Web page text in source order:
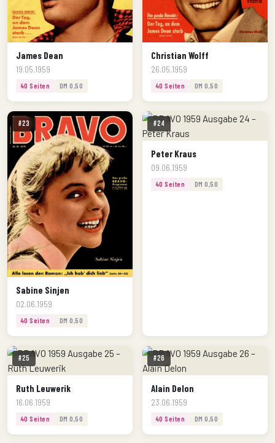
James Dean
19.05.1959
40 Seiten DM 0,50
Christian Wolff
26.05.1959
40 Seiten DM 0,50
#23
Sabine Sinjen
02.06.1959
40 Seiten DM 0,50
#24
Peter Kraus
09.06.1959
40 Seiten DM 0,50
#25
Ruth Leuwerik
16.06.1959
40 Seiten DM 0,50
#26
Alain Delon
23.06.1959
40 Seiten DM 0,50